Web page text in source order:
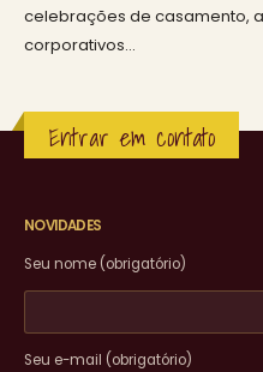
celebrações de casamento,
corporativos…
Entrar em contato
NOVIDADES
Seu nome (obrigatório)
Seu e-mail (obrigatório)